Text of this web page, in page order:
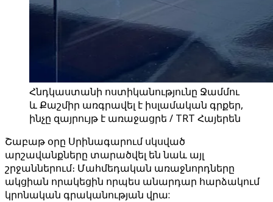
Հնդկաստանի ոստիկանությունը Ջամմու
և Քաշմիր առգրավել է իսլամական գրքեր,
ինչը զայրույթ է առաջացրե / TRT Հայերեն
Շաբաթ օրը Սրինագարում սկսված
արշավանքները տարածվել են նաև այլ
շրջաններում։ Մահմեդական առաջնորդները
ակցիան որակեցին որպես անարդար հարձակում
կրոնական գրականության վրա: